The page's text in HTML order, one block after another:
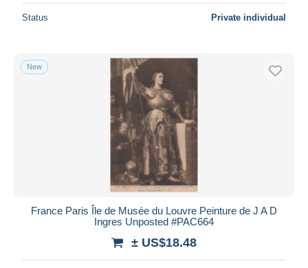
Status Private individual
New
France Paris Île de Musée du Louvre Peinture de J A D
Ingres Unposted #PAC664
± US$18.48